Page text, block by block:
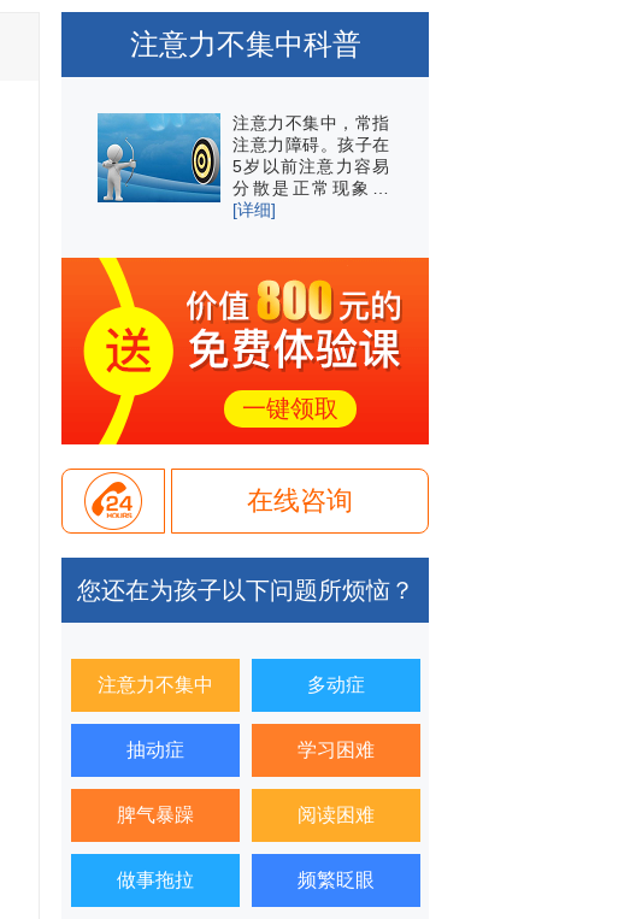
注意力不集中科普
注意力不集中，常指
注意力障碍。孩子在
5岁以前注意力容易
分散是正常现象…
[详细]
一键领取
在线咨询
您还在为孩子以下问题所烦恼？
注意力不集中 多动症
抽动症 学习困难
脾气暴躁 阅读困难
做事拖拉 频繁眨眼